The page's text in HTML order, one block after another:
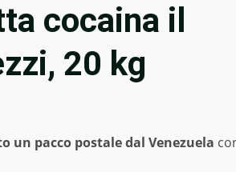
cocaina il
20 kg
un pacco postale dal Venezuela